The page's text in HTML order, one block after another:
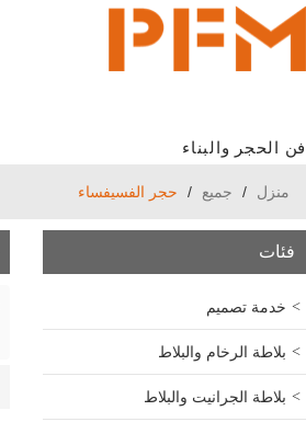
فن الحجر والبناء
منزل / جميع / حجر الفسيفساء
فئات
خدمة تصميم
بلاطة الرخام والبلاط
بلاطة الجرانيت والبلاط
قائمة